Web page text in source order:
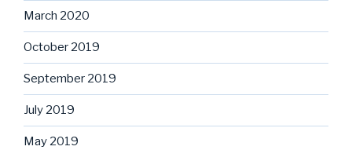
March 2020
October 2019
September 2019
July 2019
May 2019